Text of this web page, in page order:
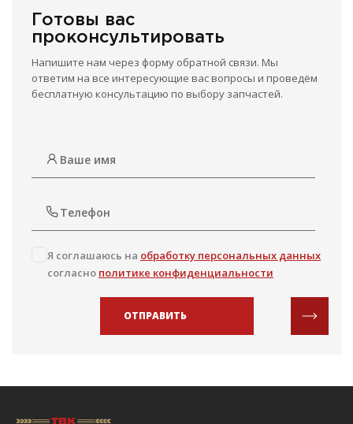
Готовы вас
проконсультировать
Напишите нам через форму обратной связи. Мы
ответим на все интересующие вас вопросы и проведём
бесплатную консультацию по выбору запчастей.
Я соглашаюсь на обработку персональных данных
согласно политике конфиденциальности
ОТПРАВИТЬ